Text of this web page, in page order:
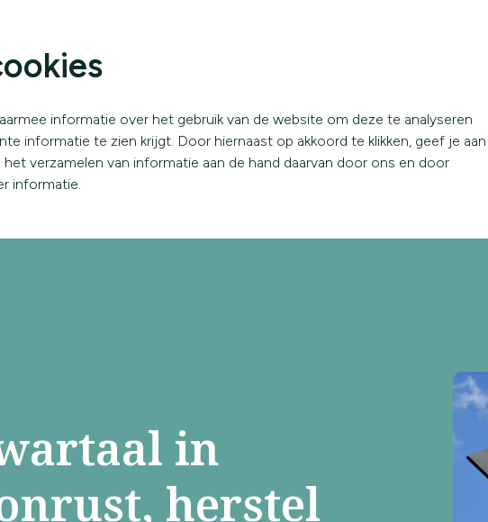
informatie over het gebruik van de website om deze te analyseren
informatie te zien krijgt. Door hiernaast op akkoord te klikken, geef je aan
verzamelen van informatie aan de hand daarvan door ons en door
informatie.
home
in
herstel